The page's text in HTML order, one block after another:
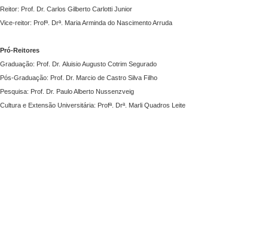
Reitor: Prof. Dr. Carlos Gilberto Carlotti Junior
Vice-reitor: Profª. Drª. Maria Arminda do Nascimento Arruda
Pró-Reitores
Graduação: Prof. Dr. Aluisio Augusto Cotrim Segurado
Pós-Graduação: Prof. Dr. Marcio de Castro Silva Filho
Pesquisa: Prof. Dr. Paulo Alberto Nussenzveig
Cultura e Extensão Universitária: Profª. Drª. Marli Quadros Leite